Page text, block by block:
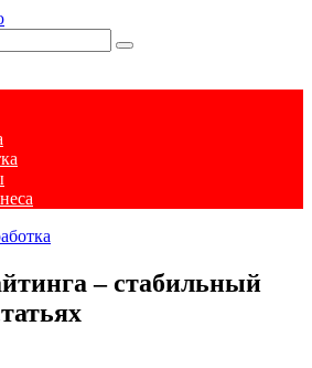
– стабильный